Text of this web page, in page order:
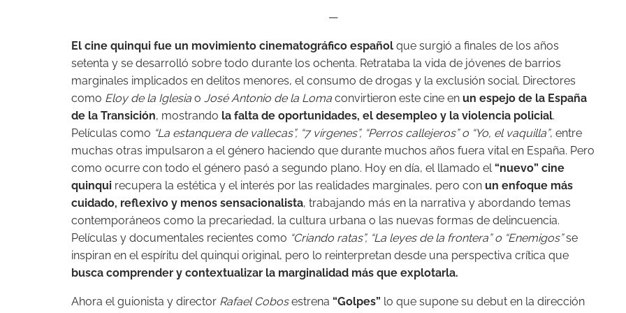
—
El cine quinqui fue un movimiento cinematográfico español que surgió a finales de los años
setenta y se desarrolló sobre todo durante los ochenta. Retrataba la vida de jóvenes de barrios
marginales implicados en delitos menores, el consumo de drogas y la exclusión social. Directores
como Eloy de la Iglesia o José Antonio de la Loma convirtieron este cine en un espejo de la España
de la Transición, mostrando la falta de oportunidades, el desempleo y la violencia policial.
Películas como “La estanquera de vallecas”, “7 vírgenes”, “Perros callejeros” o “Yo, el vaquilla”, entre
muchas otras impulsaron a el género haciendo que durante muchos años fuera vital en España. Pero
como ocurre con todo el género pasó a segundo plano. Hoy en día, el llamado el “nuevo” cine
quinqui recupera la estética y el interés por las realidades marginales, pero con un enfoque más
cuidado, reflexivo y menos sensacionalista, trabajando más en la narrativa y abordando temas
contemporáneos como la precariedad, la cultura urbana o las nuevas formas de delincuencia.
Películas y documentales recientes como “Criando ratas”, “La leyes de la frontera” o “Enemigos”se
inspiran en el espíritu del quinqui original, pero lo reinterpretan desde una perspectiva crítica que
busca comprender y contextualizar la marginalidad más que explotarla.
Ahora el guionista y director Rafael Cobosestrena “Golpes” lo que supone su debut en la dirección